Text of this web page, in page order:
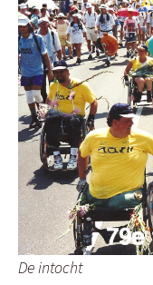
De intocht